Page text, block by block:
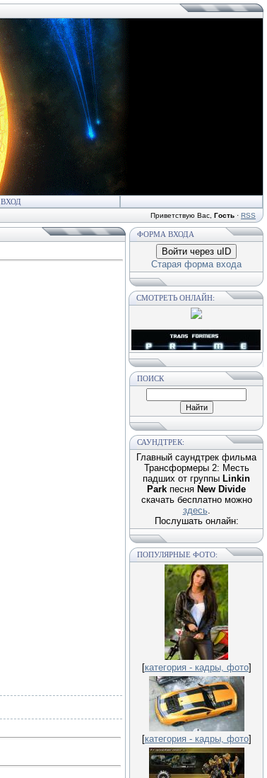
ВХОД
Приветствую Вас Гость · RSS
ФОРМА ВХОДА
Войти через uID
Старая форма входа
СМОТРЕТЬ ОНЛАЙН:
ПОИСК
САУНДТРЕК:
Главный саундтрек фильма
Трансформеры 2: Месть
падших от группы Linkin
Park песня New Divide
скачать бесплатно можно
здесь.
Послушать онлайн:
ПОПУЛЯРНЫЕ ФОТО:
[категория - кадры, фото]
[категория - кадры, фото]